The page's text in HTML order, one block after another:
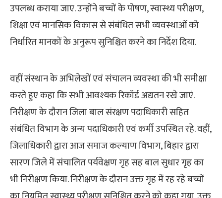
उपलब्ध कराया जाए. उन्होंने बच्चों के पोषण, स्वास्थ्य परीक्षण,
शिक्षा एवं मानसिक विकास से संबंधित सभी व्यवस्थाओं को
निर्धारित मानकों के अनुरूप सुनिश्चित करने का निर्देश दिया.
वहीं संस्थान के अभिलेखों एवं संचालन व्यवस्था की भी समीक्षा
करते हुए कहा कि सभी आवश्यक रिकॉर्ड अद्यतन रखे जाएं.
निरीक्षण के दौरान जिला बाल संरक्षण पदाधिकारी सहित
संबंधित विभाग के अन्य पदाधिकारी एवं कर्मी उपस्थित रहे. वहीं,
जिलाधिकारी द्वारा आज समाज कल्याण विभाग, बिहार द्वारा
सारण जिले में संचालित पर्यवेक्षण गृह सह बाल सुधार गृह का
भी निरीक्षण किया. निरीक्षण के दौरान उक्त गृह में रह रहे बच्चों